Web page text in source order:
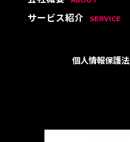
サービス紹介 SERVICE
個人情報保護法